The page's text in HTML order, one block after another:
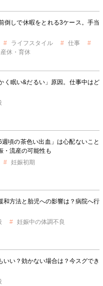
倒しで休暇をとれる3ケース。手当
ライフスタイル
仕事
産休・育休
く眠い&だるい」原因。仕事中はど
頃の茶色い出血」は心配ないこと
・流産の可能性も
妊娠初期
和方法と胎児への影響は？病院へ行
妊娠中の体調不良
いい？効かない場合は？今スグでき